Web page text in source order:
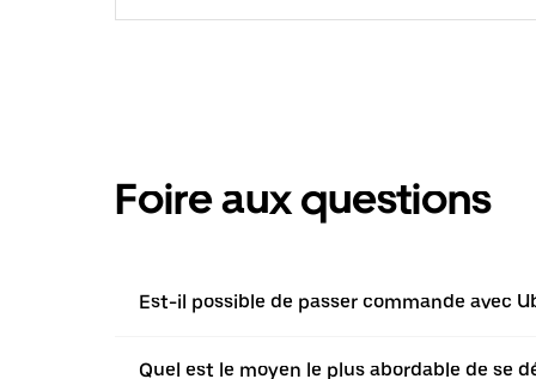
Foire aux questions
Est-il possible de passer commande avec
Quel est le moyen le plus abordable de se